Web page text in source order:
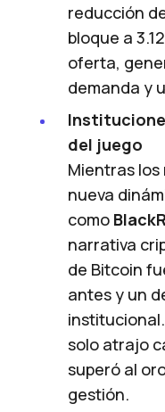
reducción
bloque a
oferta,
demanda y
del juego
Mientras
nueva
como
narrativa
de Bitcoin
antes y un
solo atrajo
superó al
gestión.